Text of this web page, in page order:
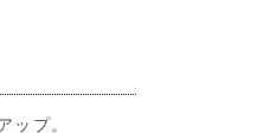
ップ。